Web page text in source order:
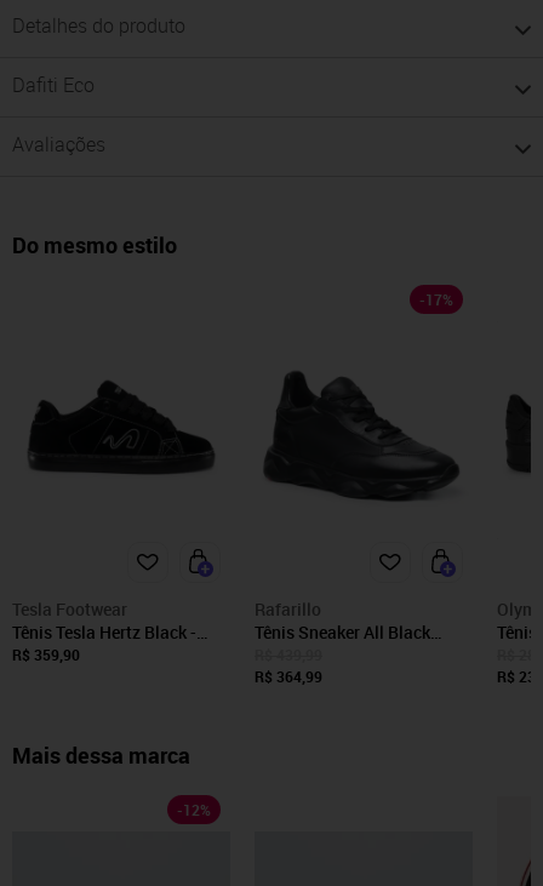
Detalhes do produto
Dafiti Eco
Avaliações
Do mesmo estilo
Tesla Footwear
Tênis Tesla Hertz Black -
Preto
R$ 359,90
-17%
Rafarillo
Tênis Sneaker All Black
Rafarillo Beats 68052P
R$ 364,99
R$
Mais dessa marca
-12%